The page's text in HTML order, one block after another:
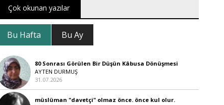
Çok okunan yazılar
Bu Hafta Bu Ay
80 Sonrası Görülen Bir Düşün Kâbusa Dönüşmesi
AYTEN DURMUŞ
31.07.2026
müslüman "davetçi" olmaz önce. önce kul olur.